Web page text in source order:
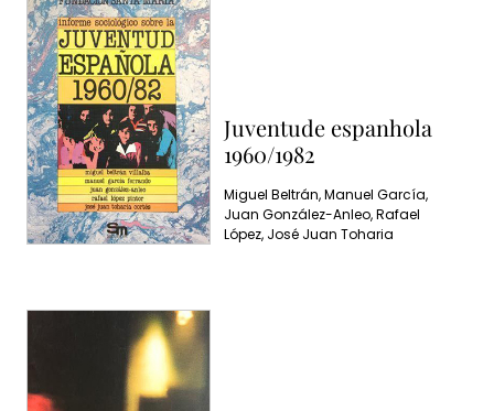
Juventude espanhola
1960/1982
Miguel Beltrán, Manuel García,
Juan González-Anleo, Rafael
López, José Juan Toharia